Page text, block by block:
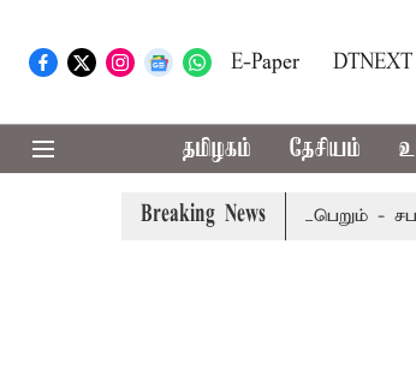
E-Paper DTNEXT
தமிழகம் தேசியம்
Breaking News
8-ந் தேதி வரை நடைபெறும் - சபாநாயகர்